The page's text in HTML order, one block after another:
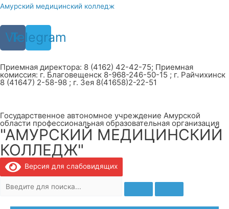
Перейти
содержимому
Амурский медицинский колледж
Vk
Telegram
Приемная директора: 8 (4162) 42-42-75; Приемная
комиссия: г. Благовещенск 8-968-246-50-15 ; г. Райчихинск
8 (41647) 2-58-98 ; г. Зея 8(41658)2-22-51
Государственное автономное учреждение Амурской
области профессиональная образовательная организация
"АМУРСКИЙ МЕДИЦИНСКИЙ
КОЛЛЕДЖ"
Версия для слабовидящих